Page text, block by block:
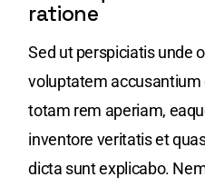
ratione
Sed ut perspiciatis unde
voluptatem
totam rem aperiam,
inventore veritatis et
dicta sunt explicabo.